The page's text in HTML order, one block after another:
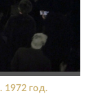
1972 год.